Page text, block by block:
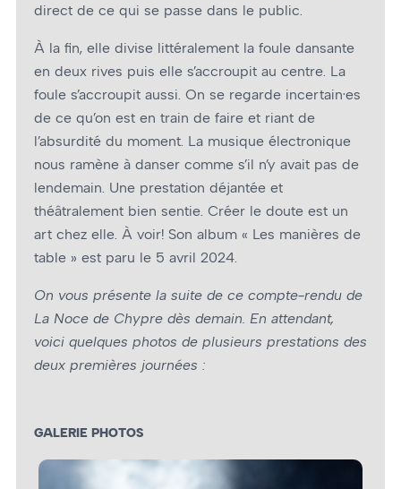
direct de ce qui se passe dans le public.
À la fin, elle divise littéralement la foule dansante
en deux rives puis elle s’accroupit au centre. La
foule s’accroupit aussi. On se regarde incertain·es
de ce qu’on est en train de faire et riant de
l’absurdité du moment. La musique électronique
nous ramène à danser comme s’il n’y avait pas de
lendemain. Une prestation déjantée et
théâtralement bien sentie. Créer le doute est un
art chez elle. À voir! Son album « Les manières de
table » est paru le 5 avril 2024.
On vous présente la suite de ce compte-rendu de
La Noce de Chypre dès demain. En attendant,
voici quelques photos de plusieurs prestations des
deux premières journées :
GALERIE PHOTOS